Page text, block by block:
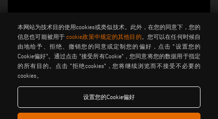
中国 info@tekna.it
be the change
法律说明
饼干政策
般销售条款和条件
本网站为技术目的使用cookies或类似技术。此外，在您的同意下，您的
信息也可能被用于cookie政策中规定的其他目的 。您可以在任何时候自
由地给予、拒绝、撤销您的同意或定制您的偏好，点击 "设置您的
Cookie偏好"。通过点击 "接受所有Cookie"，您同意将您的数据用于指定
的所有目的。点击 "拒绝cookies"，您将继续浏览而不接受不必要的
cookies。
设置您的Cookie偏好